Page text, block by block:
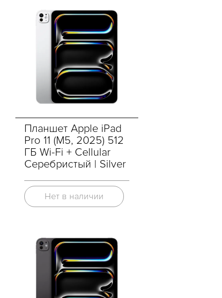
Планшет Apple iPad
Pro 11 (M5, 2025) 512
ГБ Wi-Fi + Cellular
Серебристый | Silver
Нет в наличии